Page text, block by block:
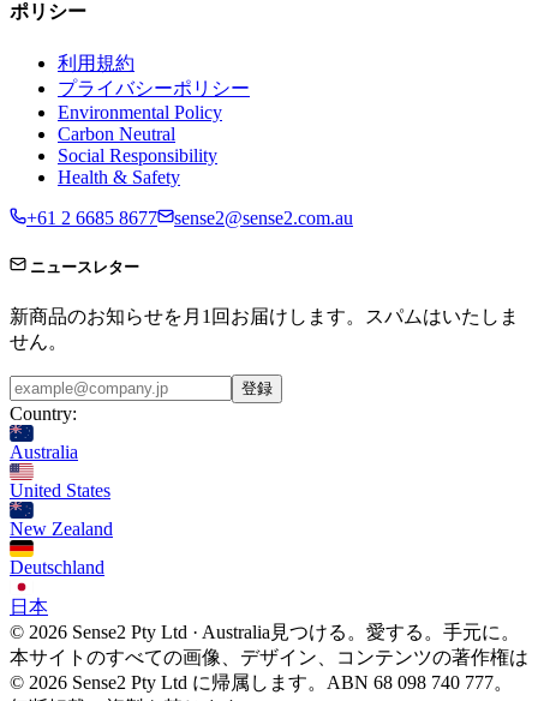
ポリシー
利用規約
プライバシーポリシー
Environmental Policy
Carbon Neutral
Social Responsibility
Health & Safety
+61 2 6685 8677
sense2@sense2.com.au
ニュースレター
新商品のお知らせを月1回お届けします。スパムはいたしま
せん。
登録
Country:
Australia
United States
New Zealand
Deutschland
日本
© 2026 Sense2 Pty Ltd · Australia 見つける。愛する。手元に。
本サイトのすべての画像、デザイン、コンテンツの著作権は
© 2026 Sense2 Pty Ltd に帰属します。ABN 68 098 740 777。